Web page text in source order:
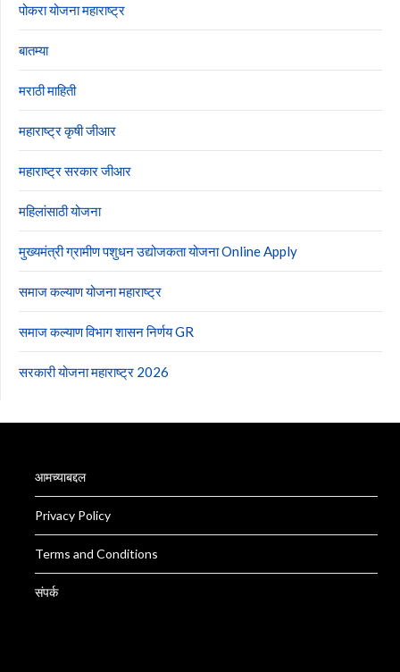
पोकरा योजना महाराष्ट्र
बातम्या
मराठी माहिती
महाराष्ट्र कृषी जीआर
महाराष्ट्र सरकार जीआर
महिलांसाठी योजना
मुख्यमंत्री ग्रामीण पशुधन उद्योजकता योजना Online Apply
समाज कल्याण योजना महाराष्ट्र
समाज कल्याण विभाग शासन निर्णय GR
सरकारी योजना महाराष्ट्र 2026
आमच्याबद्दल
Privacy Policy
Terms and Conditions
संपर्क